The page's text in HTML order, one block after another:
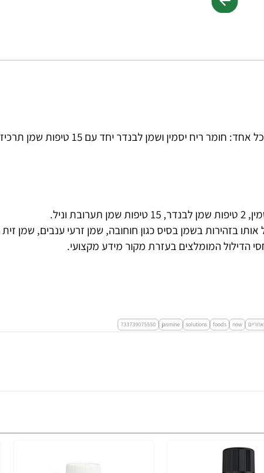
: מוסיפים למפזר 2 טיפות מכל אחד: חומר ריח יסמין ושמן לבנדר יחד עם 15 טיפות שמן תרכיז
בזהירות בשמן בסיס כגון חוחובה, שמן זרעי ענבים, שמן זית
הדילול המומלצים בעזרת מקור מידע מקצועי.
אתריים now
foods
solutions
jasmine
733739075550